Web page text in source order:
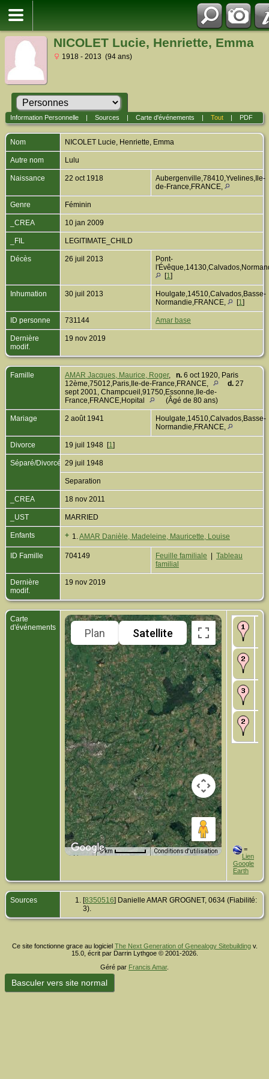
NICOLET Lucie, Henriette, Emma
1918 - 2013 (94 ans)
Information Personnelle| Sources Carte d'événements Tout| PDF
Nom NICOLET Lucie, Henriette, Emma
Autre nom Lulu
Naissance 22 oct 1918
Aubergenville,78410,Yvelines,Ile-
de-France,FRANCE,
Genre Féminin
_CREA 10 jan 2009
_FIL LEGITIMATE_CHILD
Décès 26 juil 2013
Pont-
[1]
Inhumation 30 juil 2013
Houlgate,14510,Calvados,Basse-
Normandie,FRANCE,
[1]
ID personne 731144 Amar base
Dernière
modif.
19 nov 2019
Famille AMAR Jacques, Maurice, Roger, n. 6 oct 1920, Paris
12ème,75012,Paris,Ile-de-France,FRANCE,
d. 27
sept 2001, Champcueil,91750,Essonne,Ile-de-
France,FRANCE,Hopital
(Âgé de 80 ans)
Mariage 2 août 1941
Houlgate,14510,Calvados,Basse-
Normandie,FRANCE,
Divorce 19 juil 1948 [1]
Séparé/Divorcé 29 juil 1948
Separation
_CREA 18 nov 2011
_UST MARRIED
Enfants + 1.AMAR Danièle, Madeleine, Mauricette, Louise
ID Famille 704149 Feuille familiale
Tableau
familial
Dernière
modif.
19 nov 2019
Carte
d'événements
Plan Satellite
Données cartographiques
5 km Conditions d'utilisation
=
Lien
Google
Earth
Sources [8350516] Danielle AMAR GROGNET, 0634 (Fiabilité:
3).
Ce site fonctionne grace au logiciel The Next Generation of Genealogy Sitebuildingv.
15.0, écrit par Darrin Lythgoe © 2001-2026.
Géré par Francis Amar.
Basculer vers site normal